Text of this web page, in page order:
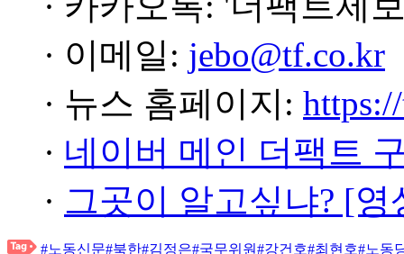
· 이메일: jebo@tf.co.kr
· 뉴스 홈페이지:
· 네이버 메인 더팩트
· 그곳이 알고싶냐? [
#노동신문#북한#김정은#국무위원#강건호#최현호#노동